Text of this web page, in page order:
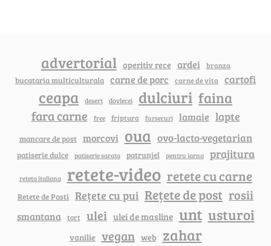
advertorial aperitiv rece ardei branza
bucataria multiculturala carne de porc carne de vita cartofi
ceapa desert dovlecei dulciuri faina
fara carne free friptura fursecuri lamaie lapte
mancare de post morcovi oua ovo-lacto-vegetarian
patiserie dulce patiserie sarata patrunjel pentru iarna prajitura
reteta italiana retete-video retete cu carne
Retete de Pasti Rețete cu pui Rețete de post rosii
smantana tort ulei ulei de masline unt usturoi
vanilie vegan web zahar